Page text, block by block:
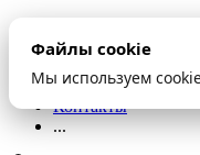
Файлы cookie
Мы используем
Оплата и доставка
Шиномонтаж
Контакты
...